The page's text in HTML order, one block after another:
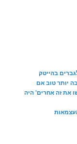
בהייטק
יותר טוב אם
את זה אחרים' היה